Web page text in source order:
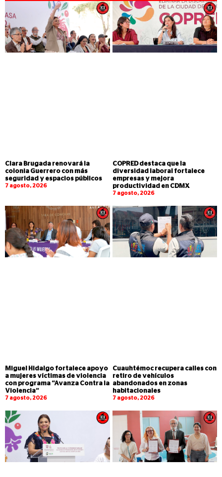
Clara Brugada renovará la
colonia Guerrero con más
seguridad y espacios públicos
7 agosto, 2026
COPRED destaca que la
diversidad laboral fortalece
empresas y mejora
productividad en CDMX
7 agosto, 2026
Miguel Hidalgo fortalece apoyo
a mujeres víctimas de violencia
con programa “Avanza Contra la
Violencia”
7 agosto, 2026
Cuauhtémoc recupera calles con
retiro de vehículos
abandonados en zonas
habitacionales
7 agosto, 2026